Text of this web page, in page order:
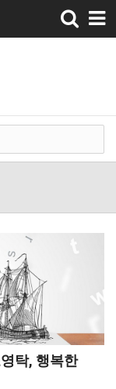
Toggle
navigation
탁, 행복한